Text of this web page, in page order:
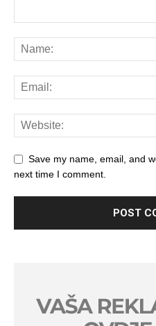
Save my name, email, and
next time I comment.